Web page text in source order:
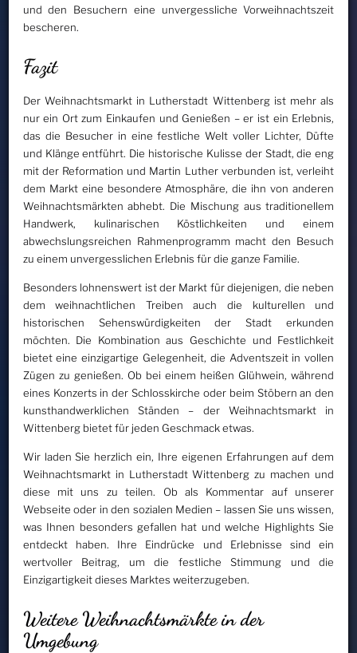
und den Besuchern eine unvergessliche Vorweihnachtszeit
bescheren.
Fazit
Der Weihnachtsmarkt in Lutherstadt Wittenberg ist mehr als
nur ein Ort zum Einkaufen und Genießen – er ist ein Erlebnis,
das die Besucher in eine festliche Welt voller Lichter, Düfte
und Klänge entführt. Die historische Kulisse der Stadt, die eng
mit der Reformation und Martin Luther verbunden ist, verleiht
dem Markt eine besondere Atmosphäre, die ihn von anderen
Weihnachtsmärkten abhebt. Die Mischung aus traditionellem
Handwerk, kulinarischen Köstlichkeiten und einem
abwechslungsreichen Rahmenprogramm macht den Besuch
zu einem unvergesslichen Erlebnis für die ganze Familie.
Besonders lohnenswert ist der Markt für diejenigen, die neben
dem weihnachtlichen Treiben auch die kulturellen und
historischen Sehenswürdigkeiten der Stadt erkunden
möchten. Die Kombination aus Geschichte und Festlichkeit
bietet eine einzigartige Gelegenheit, die Adventszeit in vollen
Zügen zu genießen. Ob bei einem heißen Glühwein, während
eines Konzerts in der Schlosskirche oder beim Stöbern an den
kunsthandwerklichen Ständen – der Weihnachtsmarkt in
Wittenberg bietet für jeden Geschmack etwas.
Wir laden Sie herzlich ein, Ihre eigenen Erfahrungen auf dem
Weihnachtsmarkt in Lutherstadt Wittenberg zu machen und
diese mit uns zu teilen. Ob als Kommentar auf unserer
Webseite oder in den sozialen Medien – lassen Sie uns wissen,
was Ihnen besonders gefallen hat und welche Highlights Sie
entdeckt haben. Ihre Eindrücke und Erlebnisse sind ein
wertvoller Beitrag, um die festliche Stimmung und die
Einzigartigkeit dieses Marktes weiterzugeben.
Weitere Weihnachtsmärkte in der
Umgebung